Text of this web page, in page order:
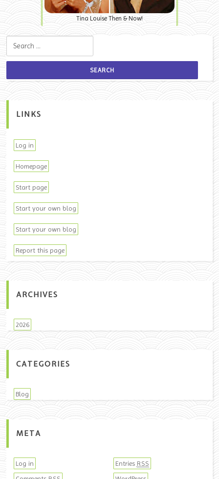
Tina Louise Then & Now!
LINKS
Log in
Homepage
Start page
Start your own blog
Start your own blog
Report this page
ARCHIVES
2026
CATEGORIES
Blog
META
Log in Entries RSS